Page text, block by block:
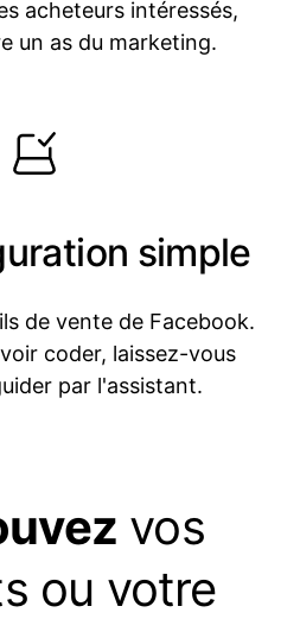
acheteurs intéressés,
un as du marketing.
simple
de vente de Facebook.
coder, laissez-vous
par l'assistant.
vos
ou votre